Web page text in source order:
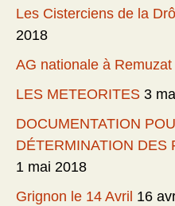
Les Cisterciens de la
2018
AG nationale à Remuzat
LES METEORITES 3
DOCUMENTATION
DÉTERMINATION DES
1 mai 2018
Grignon le 14 Avril 16